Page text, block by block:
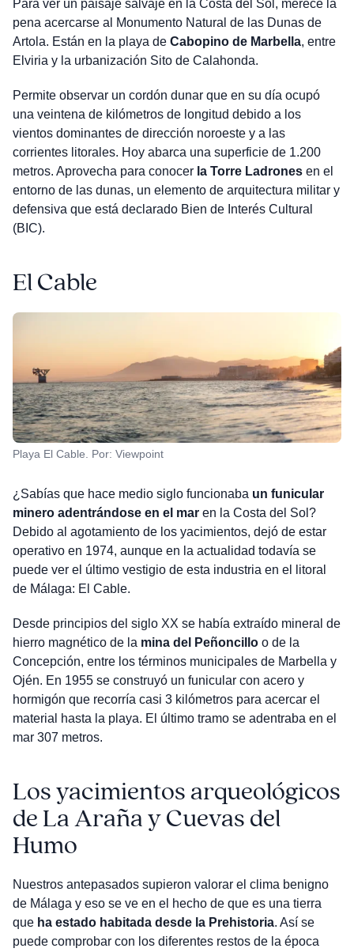
Para ver un paisaje salvaje en la Costa del Sol, merece la
pena acercarse al Monumento Natural de las Dunas de
Artola. Están en la playa de Cabopino de Marbella, entre
Elviria y la urbanización Sito de Calahonda.
Permite observar un cordón dunar que en su día ocupó
una veintena de kilómetros de longitud debido a los
vientos dominantes de dirección noroeste y a las
corrientes litorales. Hoy abarca una superficie de 1.200
metros. Aprovecha para conocer la Torre Ladronesen el
entorno de las dunas, un elemento de arquitectura militar y
defensiva que está declarado Bien de Interés Cultural
(BIC).
El Cable
Playa El Cable. Por: Viewpoint
¿Sabías que hace medio siglo funcionaba un funicular
minero adentrándose en el mar en la Costa del Sol?
Debido al agotamiento de los yacimientos, dejó de estar
operativo en 1974, aunque en la actualidad todavía se
puede ver el último vestigio de esta industria en el litoral
de Málaga: El Cable.
Desde principios del siglo XX se había extraído mineral de
hierro magnético de la mina del Peñoncilloo de la
Concepción, entre los términos municipales de Marbella y
Ojén. En 1955 se construyó un funicular con acero y
hormigón que recorría casi 3 kilómetros para acercar el
material hasta la playa. El último tramo se adentraba en el
mar 307 metros.
Los yacimientos arqueológicos
de La Araña y Cuevas del
Humo
Nuestros antepasados supieron valorar el clima benigno
de Málaga y eso se ve en el hecho de que es una tierra
que ha estado habitada desde la Prehistoria. Así se
puede comprobar con los diferentes restos de la época